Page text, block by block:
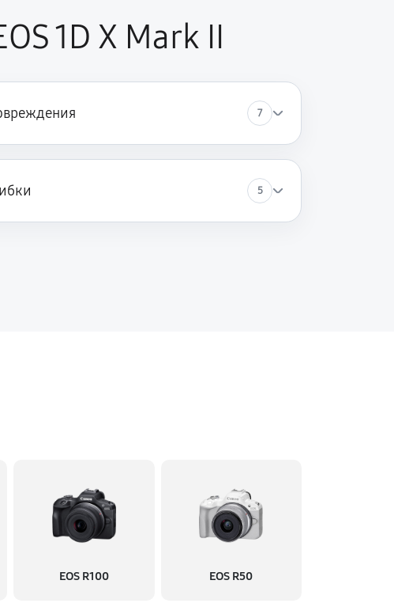
1D X Mark II
7
5
EOS R100 EOS R50